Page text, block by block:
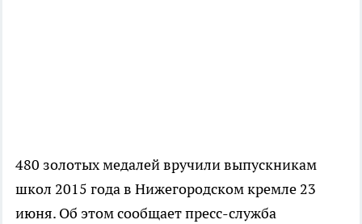
480 золотых медалей вручили выпускникам
школ 2015 года в Нижегородском кремле 23
июня. Об этом сообщает пресс-служба